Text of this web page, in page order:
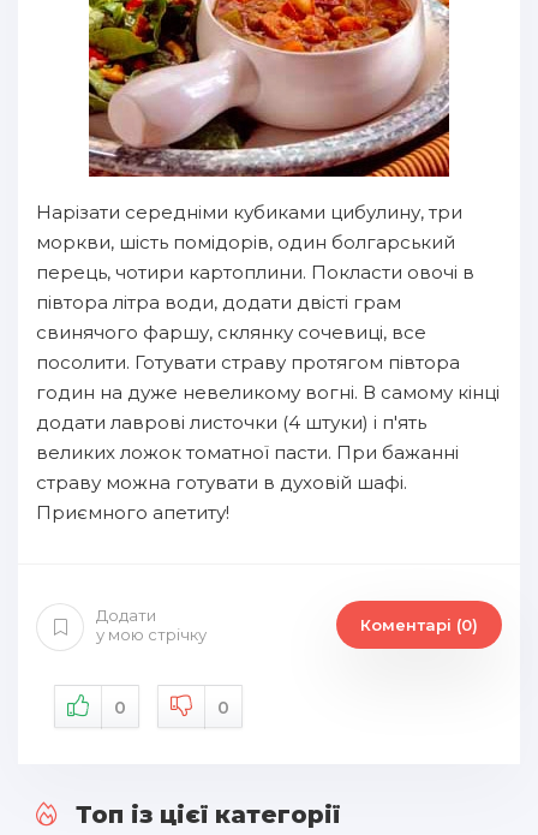
Нарізати середніми кубиками цибулину, три
моркви, шість помідорів, один болгарський
перець, чотири картоплини. Покласти овочі в
півтора літра води, додати двісті грам
свинячого фаршу, склянку сочевиці, все
посолити. Готувати страву протягом півтора
годин на дуже невеликому вогні. В самому кінці
додати лаврові листочки (4 штуки) і п'ять
великих ложок томатної пасти. При бажанні
страву можна готувати в духовій шафі.
Приємного апетиту!
Додати
у мою стрічку
Коментарі (0)
0 0
Топ із цієї категорії